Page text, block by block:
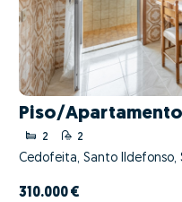
Piso/
2 2
310.000 €